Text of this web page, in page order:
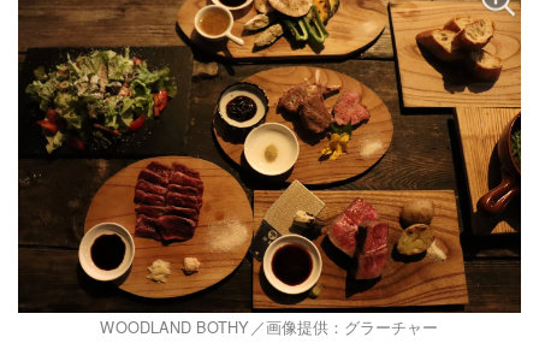
WOODLAND BOTHY／画像提供：グラーチャー